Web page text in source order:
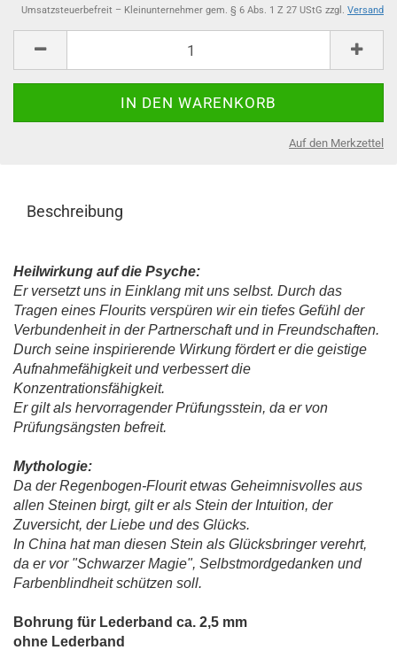
Umsatzsteuerbefreit – Kleinunternehmer gem. § 6 Abs. 1 Z 27 UStG zzgl. Versand
Auf den Merkzettel
Beschreibung
Heilwirkung auf die Psyche:
Er versetzt uns in Einklang mit uns selbst. Durch das
Tragen eines Flourits verspüren wir ein tiefes Gefühl der
Verbundenheit in der Partnerschaft und in Freundschaften.
Durch seine inspirierende Wirkung fördert er die geistige
Aufnahmefähigkeit und verbessert die
Konzentrationsfähigkeit.
Er gilt als hervorragender Prüfungsstein, da er von
Prüfungsängsten befreit.
Mythologie:
Da der Regenbogen-Flourit etwas Geheimnisvolles aus
allen Steinen birgt, gilt er als Stein der Intuition, der
Zuversicht, der Liebe und des Glücks.
In China hat man diesen Stein als Glücksbringer verehrt,
da er vor "Schwarzer Magie", Selbstmordgedanken und
Farbenblindheit schützen soll.
Bohrung für Lederband ca. 2,5 mm
ohne Lederband